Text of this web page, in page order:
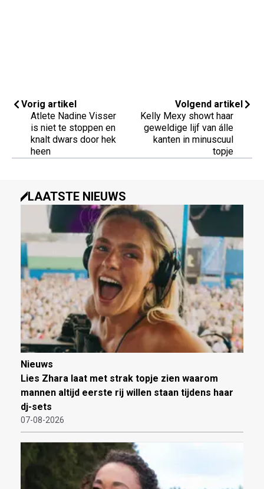
Vorig artikel
Atlete Nadine Visser
is niet te stoppen en
knalt dwars door hek
heen
Volgend artikel
Kelly Mexy showt haar
geweldige lijf van álle
kanten in minuscuul
topje
LAATSTE NIEUWS
Nieuws
Lies Zhara laat met strak topje zien waarom
mannen altijd eerste rij willen staan tijdens haar
dj-sets
07-08-2026